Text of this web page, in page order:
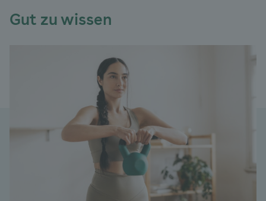
Gut zu wissen